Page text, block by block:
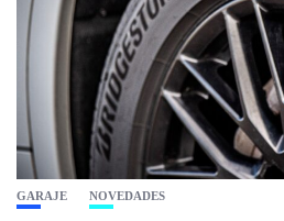
GARAJE NOVEDADES